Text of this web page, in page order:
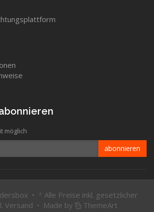
möglich
abonnieren
• * Alle Preise inkl. gesetzlicher
Versand • Made by
ThemeArt